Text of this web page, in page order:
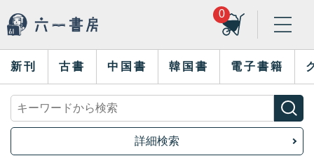
0
新刊 古書 中国書 韓国書 電子書籍
詳細検索